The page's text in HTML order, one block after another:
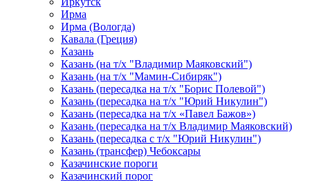
Ирма
Ирма (Вологда)
Кавала (Греция)
Казань
Казань (на т/х "Владимир Маяковский")
Казань (на т/х "Мамин-Сибиряк")
Казань (пересадка на т/х "Борис Полевой")
Казань (пересадка на т/х "Юрий Никулин")
Казань (пересадка на т/х «Павел Бажов»)
Казань (пересадка на т/х Владимир Маяковский)
Казань (пересадка с т/х "Юрий Никулин")
Казань (трансфер) Чебоксары
Казачинские пороги
Казачинский порог